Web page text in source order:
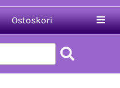
Ostoskori